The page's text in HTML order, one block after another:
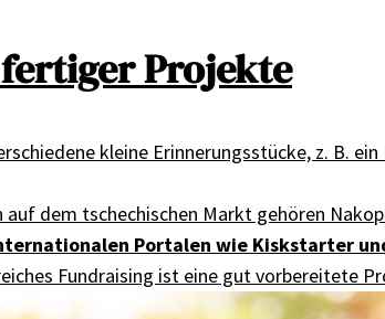
Projekte
kleine Erinnerungsstücke, z. B.
dem tschechischen Markt gehören
Portalen wie Kiskstarter
Fundraising ist eine gut vorbereitete